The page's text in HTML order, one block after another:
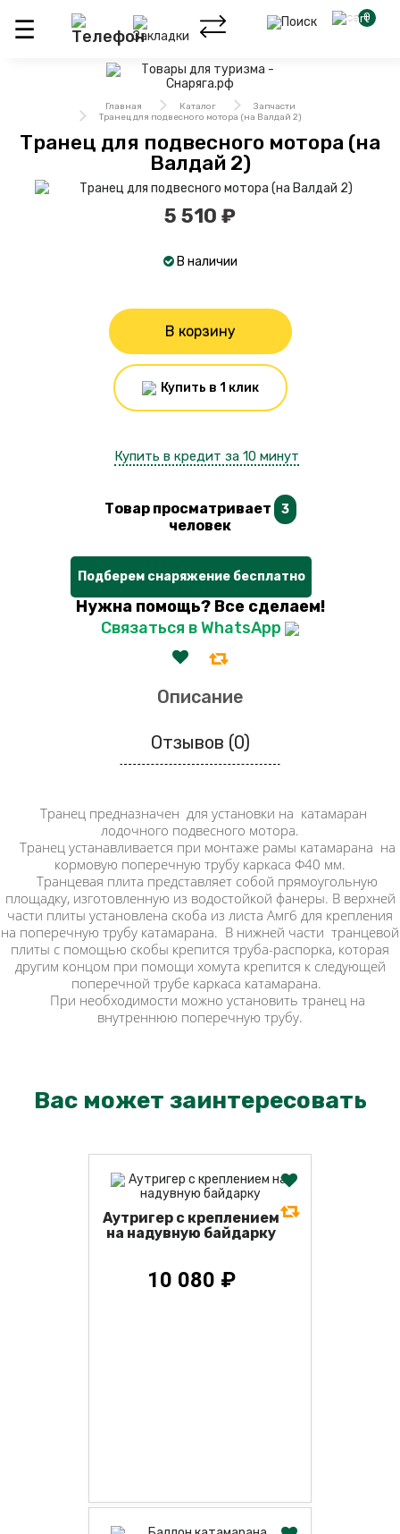
0
Главная Каталог
Запчасти
Транец для подвесного мотора (на Валдай 2)
Транец для подвесного мотора (на
Валдай 2)
5 510 ₽
В наличии
В корзину
Купить в 1 клик
Купить в кредит за 10 минут
Товар просматривает 3
человек
Подберем снаряжение бесплатно
Нужна помощь? Все сделаем!
Связаться в WhatsApp
Описание
Отзывов (0)
Транец предназначен для установки на катамаран
лодочного подвесного мотора.
Транец устанавливается при монтаже рамы катамарана на
кормовую поперечную трубу каркаса Ф40 мм.
Транцевая плита представляет собой прямоугольную
площадку, изготовленную из водостойкой фанеры. В верхней
части плиты установлена скоба из листа Амг6 для крепления
на поперечную трубу катамарана. В нижней части транцевой
плиты с помощью скобы крепится труба-распорка, которая
другим концом при помощи хомута крепится к следующей
поперечной трубе каркаса катамарана.
При необходимости можно установить транец на
внутреннюю поперечную трубу.
Вас может заинтересовать
Аутригер с креплением
на надувную байдарку
10 080 ₽